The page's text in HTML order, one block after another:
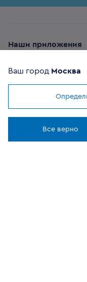
Мы
Наши приложения
Ваш город Москва
Все верно